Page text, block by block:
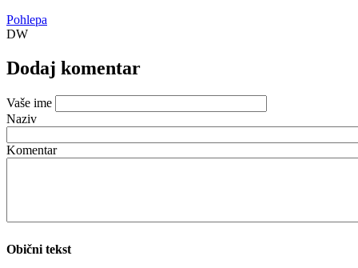
Pohlepa
DW
Dodaj komentar
Vaše ime
Naziv
Komentar
Obični tekst